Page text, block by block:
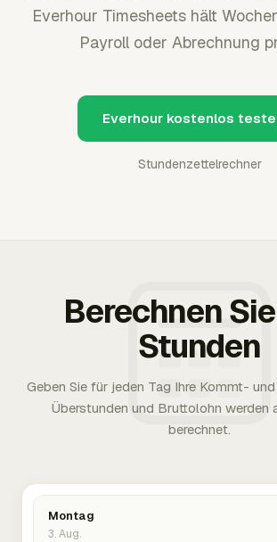
Everhour Timesheets hält
Payroll oder Abrechnung
Everhour kostenlos
Stundenzettelrechner
Berechnen
Stunden
Geben Sie für jeden Tag Ihre Kommt-
Überstunden und Bruttolohn werden
berechnet.
Montag
3. Aug.